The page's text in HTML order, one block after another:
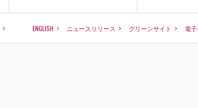
ENGLISH ニュースリリース グリーンサイト 電